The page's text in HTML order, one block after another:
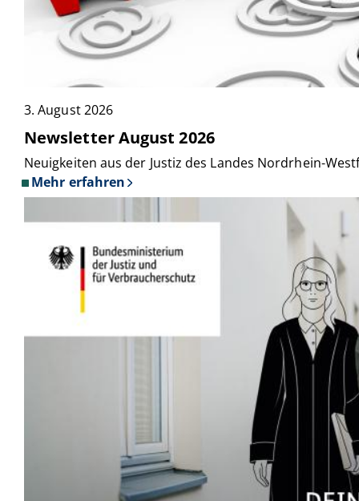
3. August 2026
Newsletter August 2026
Neuigkeiten aus der Justiz des Landes Nordrhein-
Mehr erfahrenüber
Newsletter
August